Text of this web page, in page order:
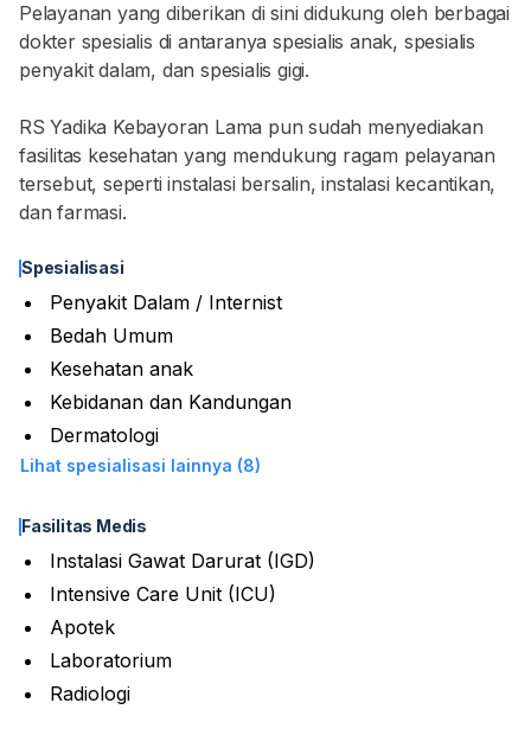
Pelayanan yang diberikan di sini didukung oleh berbagai
dokter spesialis di antaranya spesialis anak, spesialis
penyakit dalam, dan spesialis gigi.
RS Yadika Kebayoran Lama pun sudah menyediakan
fasilitas kesehatan yang mendukung ragam pelayanan
tersebut, seperti instalasi bersalin, instalasi kecantikan,
dan farmasi.
Spesialisasi
Penyakit Dalam / Internist
Bedah Umum
Kesehatan anak
Kebidanan dan Kandungan
Dermatologi
Lihat spesialisasi lainnya (8)
Fasilitas Medis
Instalasi Gawat Darurat (IGD)
Intensive Care Unit (ICU)
Apotek
Laboratorium
Radiologi